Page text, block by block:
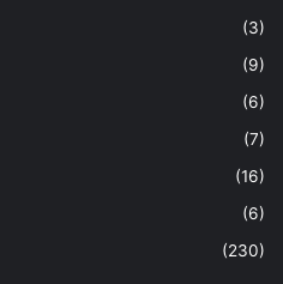
(3)
(9)
(6)
(7)
(16)
(6)
(230)